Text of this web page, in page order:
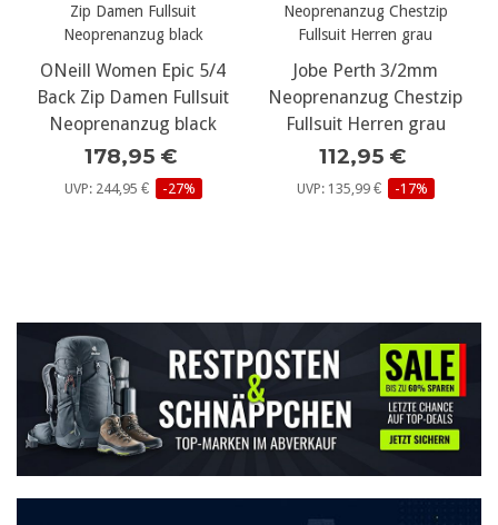
ONeill Women Epic 5/4
Back Zip Damen Fullsuit
Neoprenanzug black
178,95 €
UVP: 244,95 € -27%
Jobe Perth 3/2mm
Neoprenanzug Chestzip
Fullsuit Herren grau
112,95 €
UVP: 135,99 € -17%